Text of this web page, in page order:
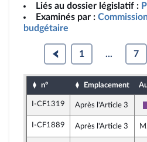
Liés au dossier législatif :
Examinés par :
budgétaire
1 ... 7
n° Emplacement
I-CF1319 Après l'Article 3
I-CF1889 Après l'Article 3